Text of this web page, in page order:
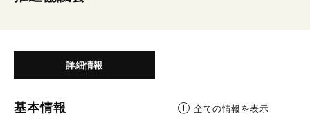
詳細情報
基本情報 全ての情報を表示